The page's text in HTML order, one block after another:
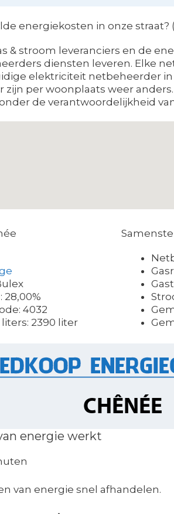
energiekosten in onze straat?
& stroom leveranciers en de
diensten leveren. Elke
elektriciteit netbeheerder
per woonplaats weer
de verantwoordelijkheid
28,00%
4032
2390 liter
energie werkt
van energie snel afhandelen.